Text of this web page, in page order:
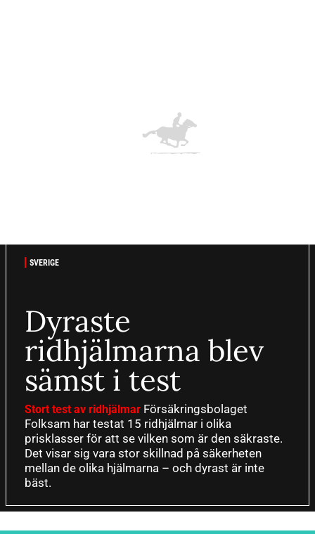
SVERIGE
Dyraste
ridhjälmarna blev
sämst i test
Stort test av ridhjälmar Försäkringsbolaget
Folksam har testat 15 ridhjälmar i olika
prisklasser för att se vilken som är den säkraste.
Det visar sig vara stor skillnad på säkerheten
mellan de olika hjälmarna – och dyrast är inte
bäst.